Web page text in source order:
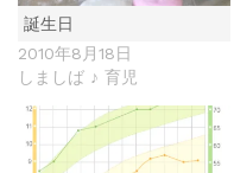
誕生日
2010年8月18日
しましば ♪ 育児